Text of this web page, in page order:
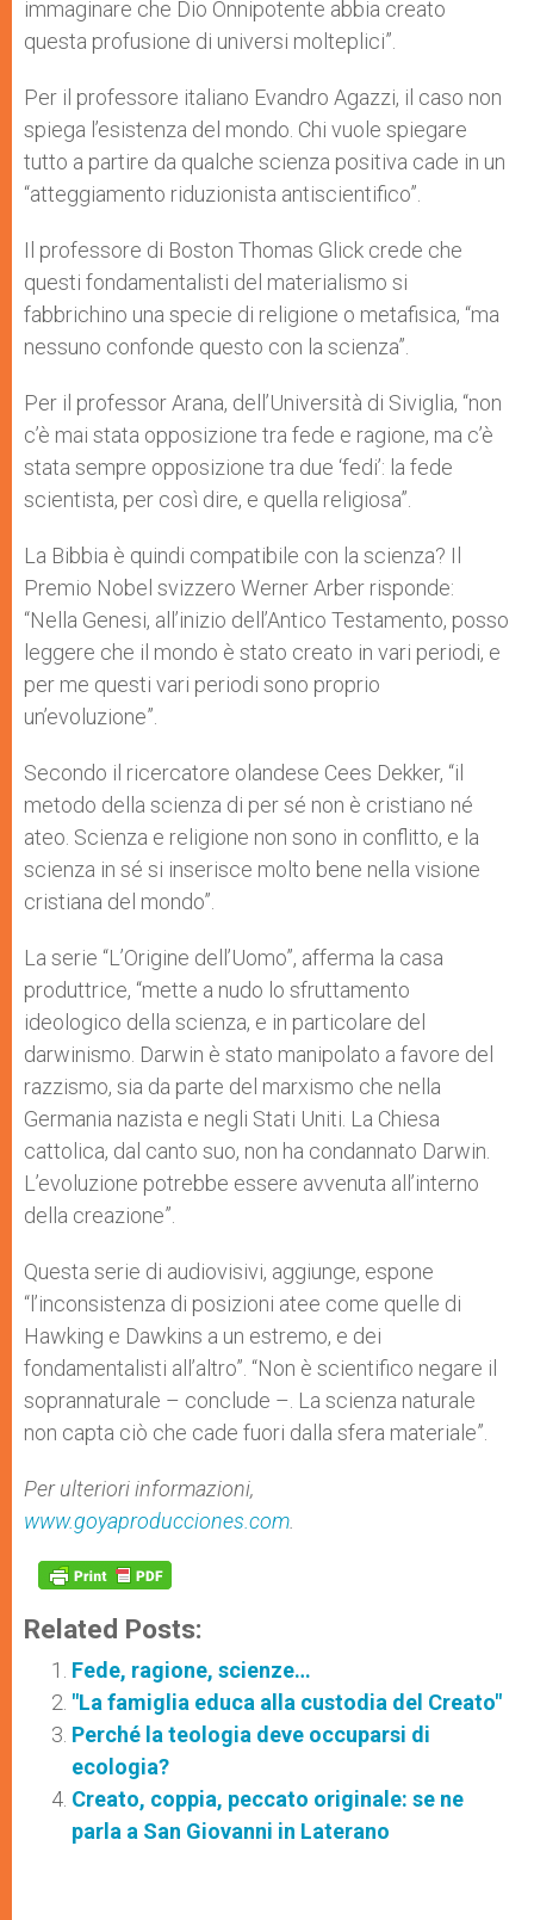
immaginare che Dio Onnipotente abbia creato
questa profusione di universi molteplici”.
Per il professore italiano Evandro Agazzi, il caso non
spiega l’esistenza del mondo. Chi vuole spiegare
tutto a partire da qualche scienza positiva cade in un
“atteggiamento riduzionista antiscientifico”.
Il professore di Boston Thomas Glick crede che
questi fondamentalisti del materialismo si
fabbrichino una specie di religione o metafisica, “ma
nessuno confonde questo con la scienza”.
Per il professor Arana, dell’Università di Siviglia, “non
c’è mai stata opposizione tra fede e ragione, ma c’è
stata sempre opposizione tra due ‘fedi’: la fede
scientista, per così dire, e quella religiosa”.
La Bibbia è quindi compatibile con la scienza? Il
Premio Nobel svizzero Werner Arber risponde:
“Nella Genesi, all’inizio dell’Antico Testamento, posso
leggere che il mondo è stato creato in vari periodi, e
per me questi vari periodi sono proprio
un’evoluzione”.
Secondo il ricercatore olandese Cees Dekker, “il
metodo della scienza di per sé non è cristiano né
ateo. Scienza e religione non sono in conflitto, e la
scienza in sé si inserisce molto bene nella visione
cristiana del mondo”.
La serie “L’Origine dell’Uomo”, afferma la casa
produttrice, “mette a nudo lo sfruttamento
ideologico della scienza, e in particolare del
darwinismo. Darwin è stato manipolato a favore del
razzismo, sia da parte del marxismo che nella
Germania nazista e negli Stati Uniti. La Chiesa
cattolica, dal canto suo, non ha condannato Darwin.
L’evoluzione potrebbe essere avvenuta all’interno
della creazione”.
Questa serie di audiovisivi, aggiunge, espone
“l’inconsistenza di posizioni atee come quelle di
Hawking e Dawkins a un estremo, e dei
fondamentalisti all’altro”. “Non è scientifico negare il
soprannaturale – conclude –. La scienza naturale
non capta ciò che cade fuori dalla sfera materiale”.
Per ulteriori informazioni,
www.goyaproducciones.com
Related Posts:
Fede, ragione, scienze…
"La famiglia educa alla custodia del Creato"
Perché la teologia deve occuparsi di
ecologia?
Creato, coppia, peccato originale: se ne
parla a San Giovanni in Laterano